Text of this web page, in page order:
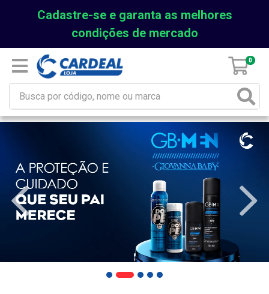
Cadastre-se e garanta as melhores
condições de mercado
0